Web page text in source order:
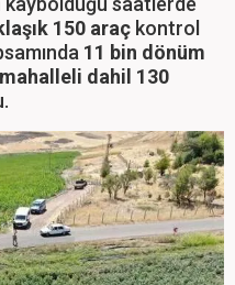
150 araç kontrol
11 bin dönüm
dahil 130